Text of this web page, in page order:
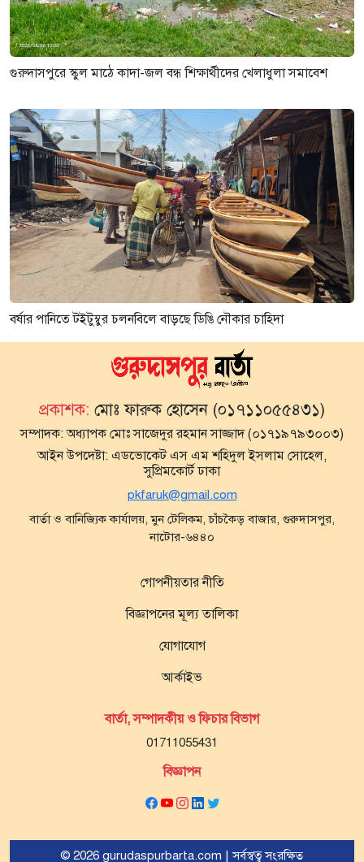
গুরুদাসপুরে স্কুল মাঠে কাদা-জল বন্ধ শিক্ষার্থীদের খেলাধুলা সমাবেশ
বর্ষার পানিতে টইটুম্বুর চলনবিলে বাড়ছে ডিঙি নৌকার চাহিদা
প্রকাশক: মোঃ ফারুক হোসেন (০১৭১১০৫৫৪৩১)
সম্পাদক:অধ্যাপক মোঃ সাজেদুর রহমান সাজ্জাদ (০১৭১৯৭৯৩০০৩)
আইন উপদেষ্টা: এডভোকেট এস এম শহিদুল ইসলাম সোহেল,
সুপ্রিমকোর্ট ঢাকা
pkfaruk@gmail.com
বার্তা ও বানিজ্যিক কার্যালয়, মুন টেলিকম, চাঁচকৈড় বাজার, গুরুদাসপুর,
নাটোর-৬৪৪০
গোপনীয়তার নীতি
বিজ্ঞাপনের মূল্য তালিকা
যোগাযোগ
আর্কাইভ
বার্তা, সম্পাদকীয় ও ফিচার বিভাগ
01711055431
বিজ্ঞাপন
© 2026 gurudaspurbarta.com | সর্বস্বত্ব সংরক্ষিত